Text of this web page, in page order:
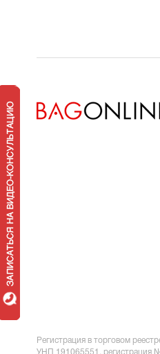
Регистрация в торговом
УНП 191065551, регистрация